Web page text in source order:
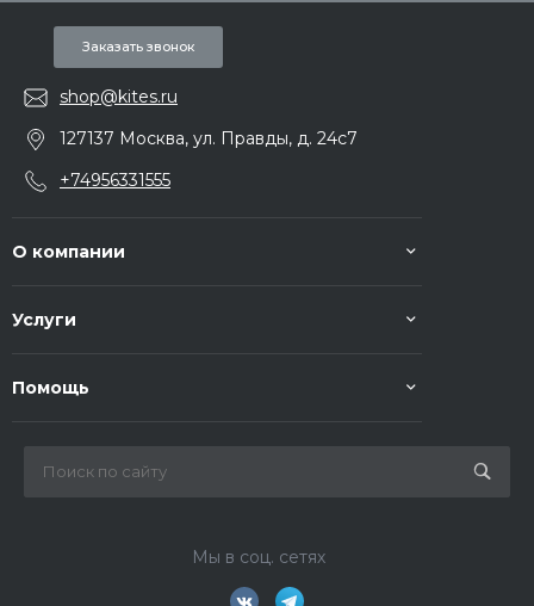
Заказать звонок
shop@kites.ru
127137 Москва, ул. Правды, д. 24с7
+74956331555
О компании
Услуги
Помощь
Мы в соц. сетях